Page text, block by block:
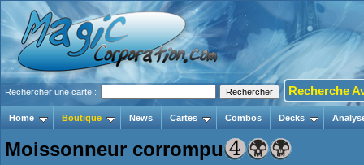
Rechercher une carte : Recherche
Home Boutique News Cartes Combos Decks
Moissonneur corrompu